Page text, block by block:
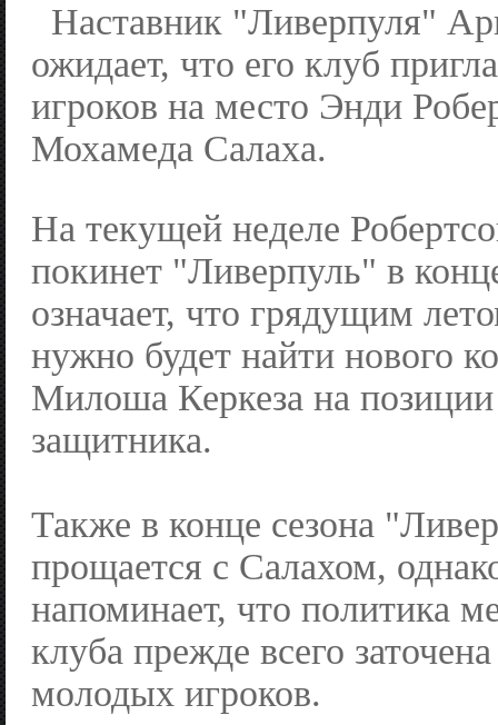
Наставник "Ливерпуля"
ожидает, что его клуб
игроков на место Энди
Мохамеда Салаха.
На текущей неделе
покинет "Ливерпуль" в
означает, что грядущим
нужно будет найти нового
Милоша Керкеза на позиции
защитника.
Также в конце сезона
прощается с Салахом,
напоминает, что политика
клуба прежде всего
молодых игроков.